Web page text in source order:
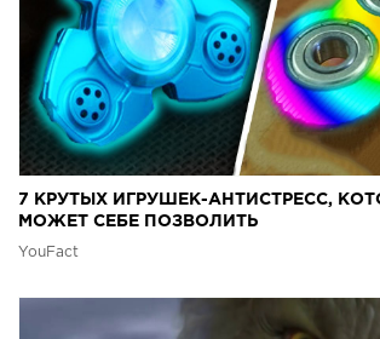
7 КРУТЫХ ИГРУШЕК-АНТИСТРЕСС,
МОЖЕТ СЕБЕ ПОЗВОЛИТЬ
YouFact